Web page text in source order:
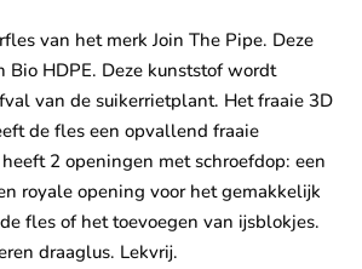
van het merk Join The Pipe. Deze
Bio HDPE. Deze kunststof wordt
van de suikerrietplant. Het fraaie 3D
de fles een opvallend fraaie
2 openingen met schroefdop: een
royale opening voor het gemakkelijk
fles of het toevoegen van ijsblokjes.
draaglus. Lekvrij.